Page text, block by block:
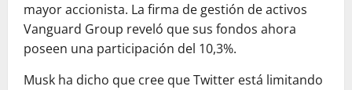
mayor accionista. La firma de gestión de activos
Vanguard Group reveló que sus fondos ahora
poseen una participación del 10,3%.
Musk ha dicho que cree que Twitter está limitando